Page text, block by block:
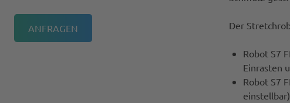
Der
Robot S7
Einrasten
Robot S7
einstellbar)